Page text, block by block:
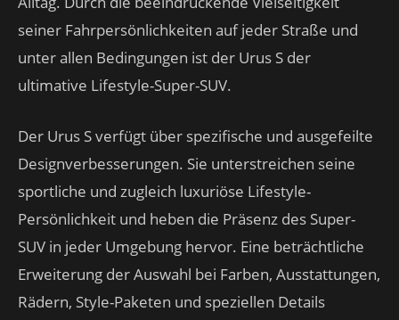
seiner Fahrpersönlichkeiten auf jeder Straße und
unter allen Bedingungen ist der Urus S der
ultimative Lifestyle-Super-SUV.
Der Urus S verfügt über spezifische und ausgefeilte
Designverbesserungen. Sie unterstreichen seine
sportliche und zugleich luxuriöse Lifestyle-
Persönlichkeit und heben die Präsenz des Super-
SUV in jeder Umgebung hervor. Eine beträchtliche
Erweiterung der Auswahl bei Farben, Ausstattungen,
Rädern, Style-Paketen und speziellen Details